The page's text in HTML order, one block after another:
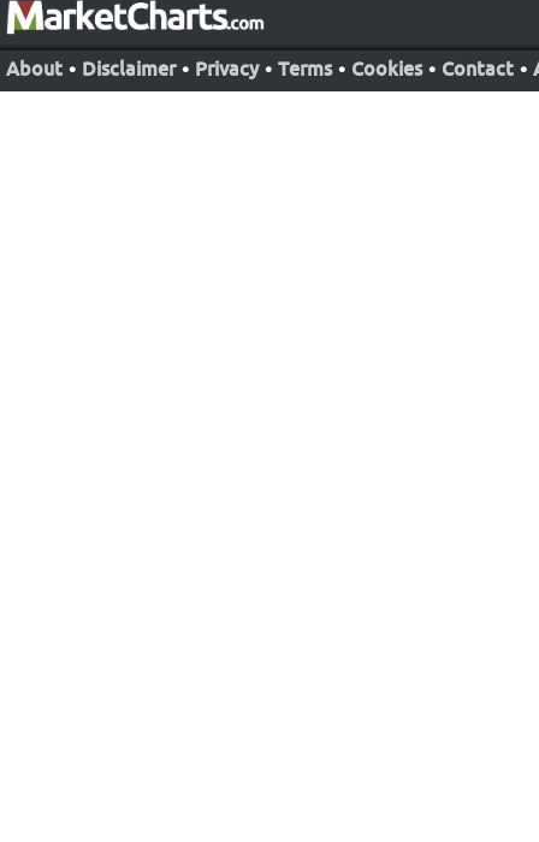
About • Disclaimer • Privacy • Terms • Cookies • Contact •